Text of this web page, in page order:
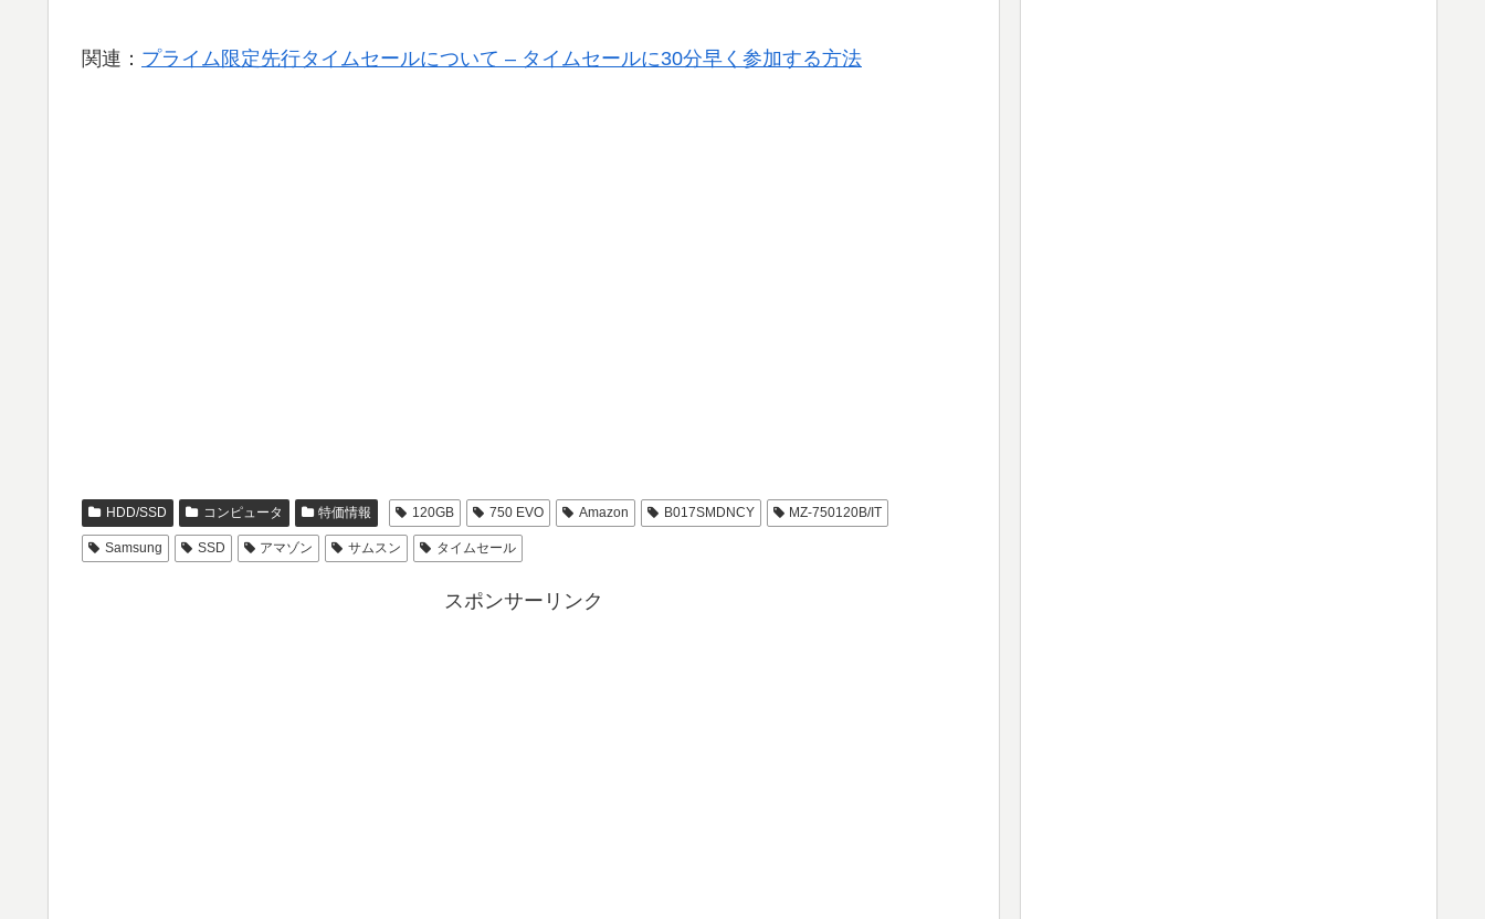
関連： プライム限定先行タイムセールについて – タイムセールに30分早く参加する方法
HDD/SSD コンピュータ 特価情報 120GB 750 EVO Amazon B017SMDNCY MZ-750120B/IT
Samsung SSD アマゾン サムスン タイムセール
スポンサーリンク